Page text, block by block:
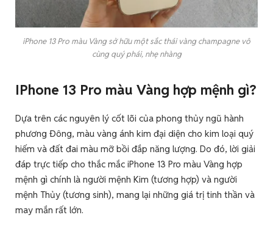
iPhone 13 Pro màu Vàng sở hữu một sắc thái vàng champagne vô
cùng quý phái, nhẹ nhàng
IPhone 13 Pro màu Vàng hợp mệnh gì?
Dựa trên các nguyên lý cốt lõi của phong thủy ngũ hành
phương Đông, màu vàng ánh kim đại diện cho kim loại quý
hiếm và đất đai màu mỡ bồi đắp năng lượng. Do đó, lời giải
đáp trực tiếp cho thắc mắc iPhone 13 Pro màu Vàng hợp
mệnh gì chính là người mệnh Kim (tương hợp) và người
mệnh Thủy (tương sinh), mang lại những giá trị tinh thần và
may mắn rất lớn.